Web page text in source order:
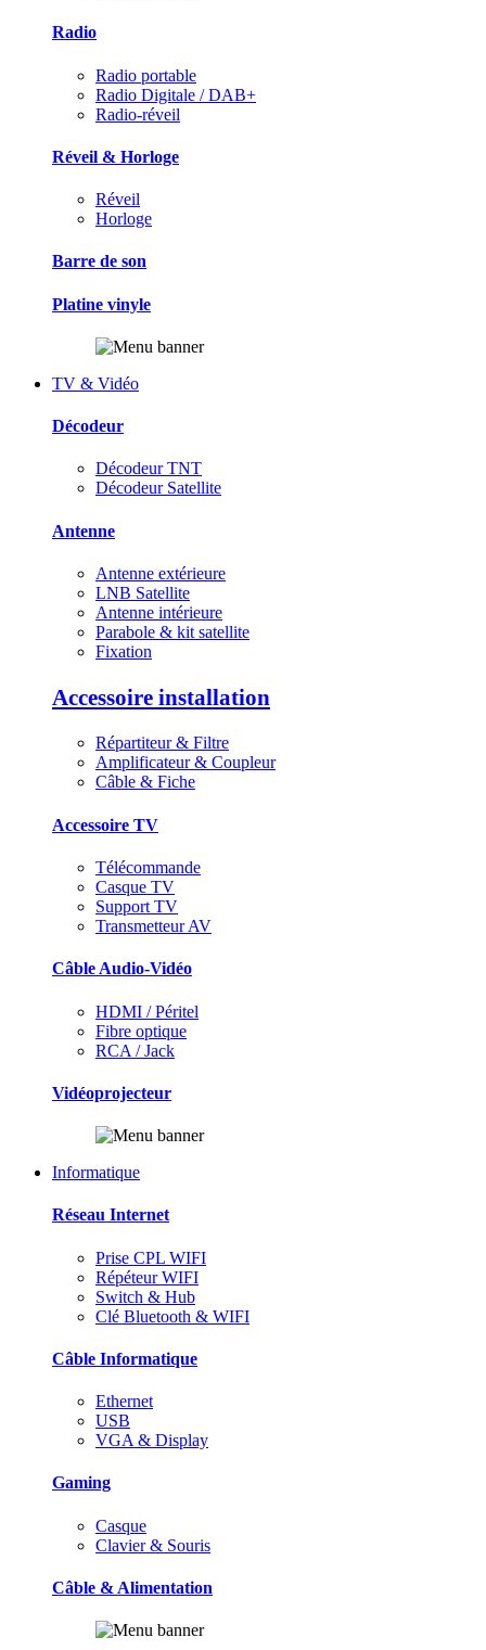
Radio
Radio portable
Radio Digitale / DAB+
Radio-réveil
Réveil & Horloge
Réveil
Horloge
Barre de son
Platine vinyle
TV & Vidéo
Décodeur
Décodeur TNT
Décodeur Satellite
Antenne
Antenne extérieure
LNB Satellite
Antenne intérieure
Parabole & kit satellite
Fixation
Accessoire installation
Répartiteur & Filtre
Amplificateur & Coupleur
Câble & Fiche
Accessoire TV
Télécommande
Casque TV
Support TV
Transmetteur AV
Câble Audio-Vidéo
HDMI / Péritel
Fibre optique
RCA / Jack
Vidéoprojecteur
Informatique
Réseau Internet
Prise CPL WIFI
Répéteur WIFI
Switch & Hub
Clé Bluetooth & WIFI
Câble Informatique
Ethernet
USB
VGA & Display
Gaming
Casque
Clavier & Souris
Câble & Alimentation